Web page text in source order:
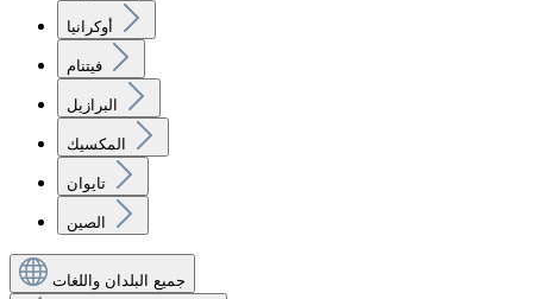
أوكرانيا
فيتنام
البرازيل
المكسيك
تايوان
الصين
جميع البلدان واللغات